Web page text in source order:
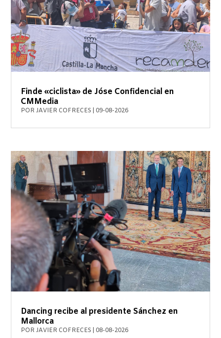
Finde «ciclista» de Jóse Confidencial en
CMMedia
PORJAVIER COFRECES 09-08-2026
Dancing recibe al presidente Sánchez en
Mallorca
PORJAVIER COFRECES 08-08-2026